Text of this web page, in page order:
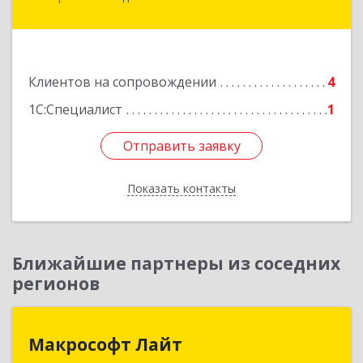
Клиентов на сопровождении
4
1С:Специалист
1
Отправить заявку
Показать контакты
Подробнее
Отправить заявку
Назад
Ближайшие партнеры из соседних
регионов
Макрософт Лайт